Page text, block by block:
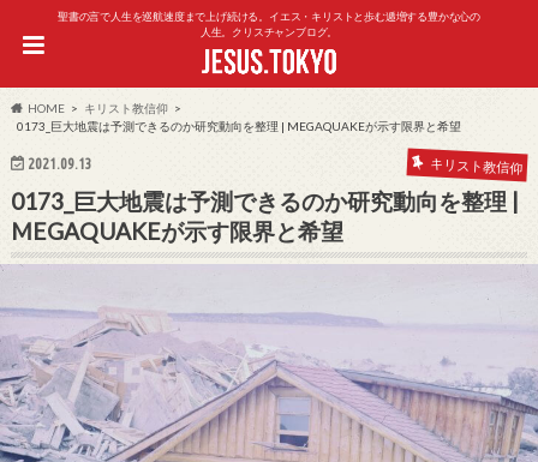
聖書の言で人生を巡航速度まで上げ続ける。イエス・キリストと歩む逓増する豊かな心の
人生。クリスチャンブログ。
HOME
キリスト教信仰
0173_巨大地震は予測できるのか研究動向を整理 | MEGAQUAKEが示す限界と希望
2021.09.13 キリスト教信仰
0173_巨大地震は予測できるのか研究動向を整理 |
MEGAQUAKEが示す限界と希望